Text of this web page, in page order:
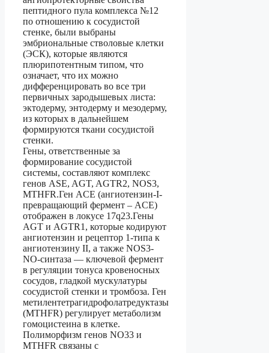
пептидного пула комплекса №12
по отношению к сосудистой
стенке, были выбраны
эмбриональные стволовые клетки
(ЭСК), которые являются
плюрипотентным типом, что
означает, что их можно
дифференцировать во все три
первичных зародышевых листа:
эктодерму, энтодерму и мезодерму,
из которых в дальнейшем
формируются ткани сосудистой
стенки.
Гены, ответственные за
формирование сосудистой
системы, составляют комплекс
генов ASE, AGT, AGTR2, NOS3,
MTHFR.Ген ACE (ангиотензин-I-
превращающий фермент – ACE)
отображен в локусе 17q23.Гены
AGT и AGTR1, которые кодируют
ангиотензин и рецептор 1-типа к
ангиотензину II, а также NOS3-
NO-синтаза — ключевой фермент
в регуляции тонуса кровеносных
сосудов, гладкой мускулатуры
сосудистой стенки и тромбоза. Ген
метилентетрагидрофолатредуктазы
(MTHFR) регулирует метаболизм
гомоцистеина в клетке.
Полиморфизм генов NO33 и
MTHFR связаны с